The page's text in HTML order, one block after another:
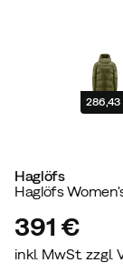
Haglöfs
Haglöfs
391 €
inkl. MwSt. zzgl.